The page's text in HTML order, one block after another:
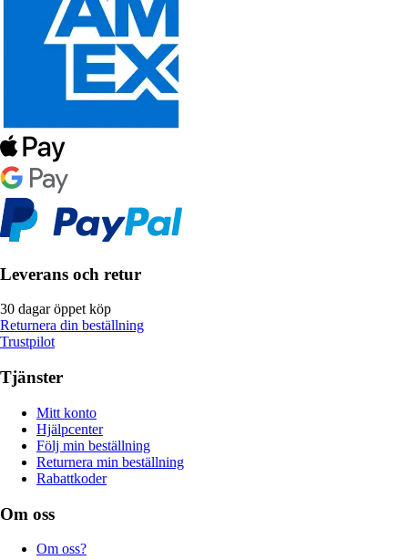
Leverans och retur
30 dagar öppet köp
Returnera din beställning
Trustpilot
Tjänster
Mitt konto
Hjälpcenter
Följ min beställning
Returnera min beställning
Rabattkoder
Om oss
Om oss?